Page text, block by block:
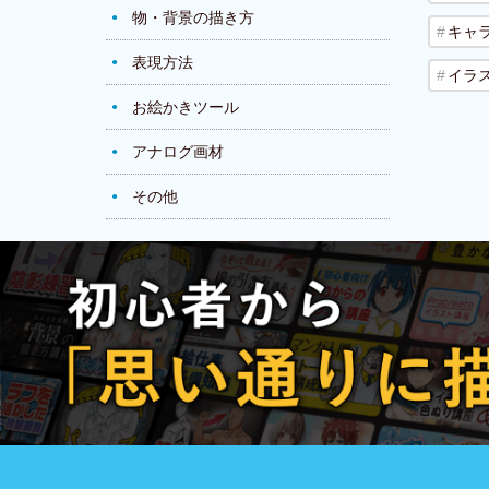
物・背景の描き方
表現方法
お絵かきツール
アナログ画材
その他
キャ
イラ